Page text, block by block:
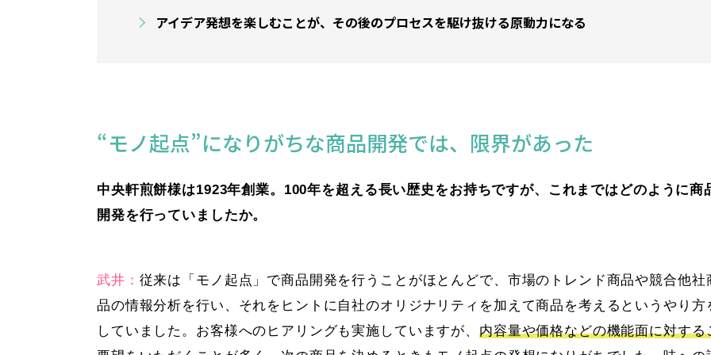
アイデア発想を楽しむことが、その後のプロセスを駆け抜ける原動力になる
“モノ起点”になりがちな商品開発では、限界があった
中央軒煎餅様は1923年創業。100年を超える長い歴史をお持ちですが、これまではどのように商
開発を行っていましたか。
武井： 従来は「モノ起点」で商品開発を行うことがほとんどで、市場のトレンド商品や競合他社
品の情報分析を行い、それをヒントに自社のオリジナリティを加えて商品を考えるというやり方
していました。お客様へのヒアリングも実施していますが、 内容量や価格などの機能面に対する